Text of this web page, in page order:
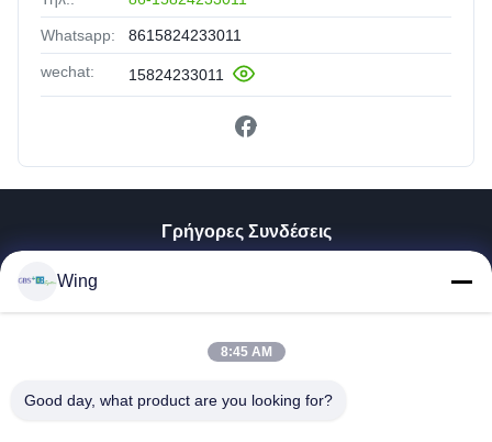
Whatsapp: 8615824233011
wechat: 15824233011
Γρήγορες Συνδέσεις
Εμφάνιση VR
Επισκέψεις Στο Εργοστάσιο
Wing
8:45 AM
Good day, what product are you looking for?